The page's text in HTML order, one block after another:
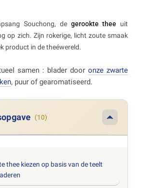
Souchong, de gerookte thee uit
op zich. Zijn rokerige, licht zoute smaak
product in de theéwereld.
samen : blader door onze zwarte
, puur of gearomatiseerd.
(10)
thee kiezen op basis van de teelt